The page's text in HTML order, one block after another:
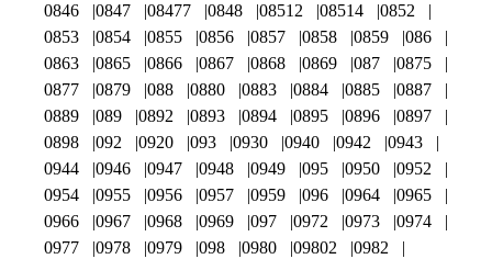
0846
0847 08477 0848 08512 08514
0852
0853
0854 0855 0856 0857 0858 0859
086
0863
0865 0866 0867 0868 0869 087
0875
0877
0879 088 0880 0883 0884 0885
0887
0889
089 0892 0893 0894 0895 0896
0897
0898
092 0920 093 0930 0940 0942
0943
0944
0946 0947 0948 0949 095 0950
0952
0954
0955 0956 0957 0959 096 0964
0965
0966
0967 0968 0969 097 0972 0973
0974
0977
0978 0979 098 0980 09802
0982